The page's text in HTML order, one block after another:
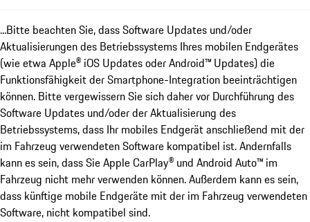
...Bitte beachten Sie, dass Software Updates und/oder
Aktualisierungen des Betriebssystems Ihres mobilen Endgerätes
(wie etwa Apple® iOS Updates oder Android™ Updates) die
Funktionsfähigkeit der Smartphone-Integration beeinträchtigen
können. Bitte vergewissern Sie sich daher vor Durchführung des
Software Updates und/oder der Aktualisierung des
Betriebssystems, dass Ihr mobiles Endgerät anschließend mit der
im Fahrzeug verwendeten Software kompatibel ist. Andernfalls
kann es sein, dass Sie Apple CarPlay® und Android Auto™ im
Fahrzeug nicht mehr verwenden können. Außerdem kann es sein,
dass künftige mobile Endgeräte mit der im Fahrzeug verwendeten
Software, nicht kompatibel sind.